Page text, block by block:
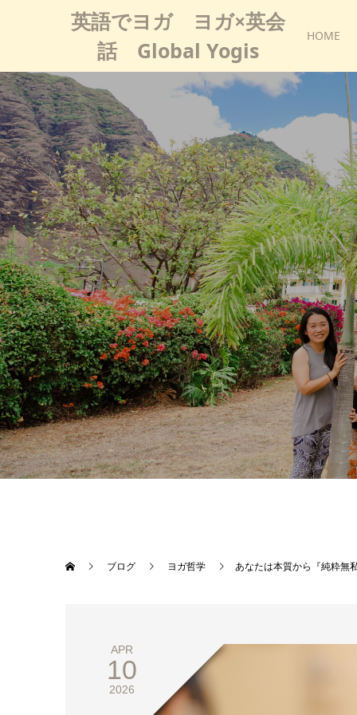
英語でヨガ ヨガ×英会
話 Global Yogis
HOME
ブログ ヨガ哲学 あなたは本質から『純粋無
APR
10
2026